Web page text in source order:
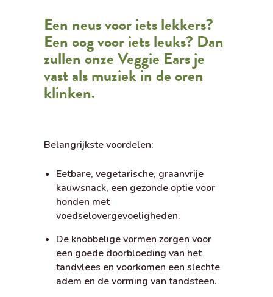
Een neus voor iets lekkers?
Een oog voor iets leuks? Dan
zullen onze Veggie Ears je
vast als muziek in de oren
klinken.
Belangrijkste voordelen:
Eetbare, vegetarische, graanvrije
kauwsnack, een gezonde optie voor
honden met
voedselovergevoeligheden.
De knobbelige vormen zorgen voor
een goede doorbloeding van het
tandvlees en voorkomen een slechte
adem en de vorming van tandsteen.